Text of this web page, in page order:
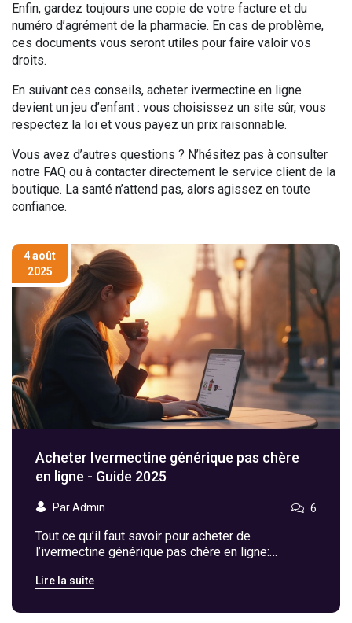
Enfin, gardez toujours une copie de votre facture et du
numéro d’agrément de la pharmacie. En cas de problème,
ces documents vous seront utiles pour faire valoir vos
droits.
En suivant ces conseils, acheter ivermectine en ligne
devient un jeu d’enfant : vous choisissez un site sûr, vous
respectez la loi et vous payez un prix raisonnable.
Vous avez d’autres questions ? N’hésitez pas à consulter
notre FAQ ou à contacter directement le service client de la
boutique. La santé n’attend pas, alors agissez en toute
confiance.
4 août
2025
Acheter Ivermectine générique pas chère
en ligne - Guide 2025
Par Admin 6
Tout ce qu’il faut savoir pour acheter de
l’ivermectine générique pas chère en ligne:
prix, dosage sûr et précautions.
Lire la suite